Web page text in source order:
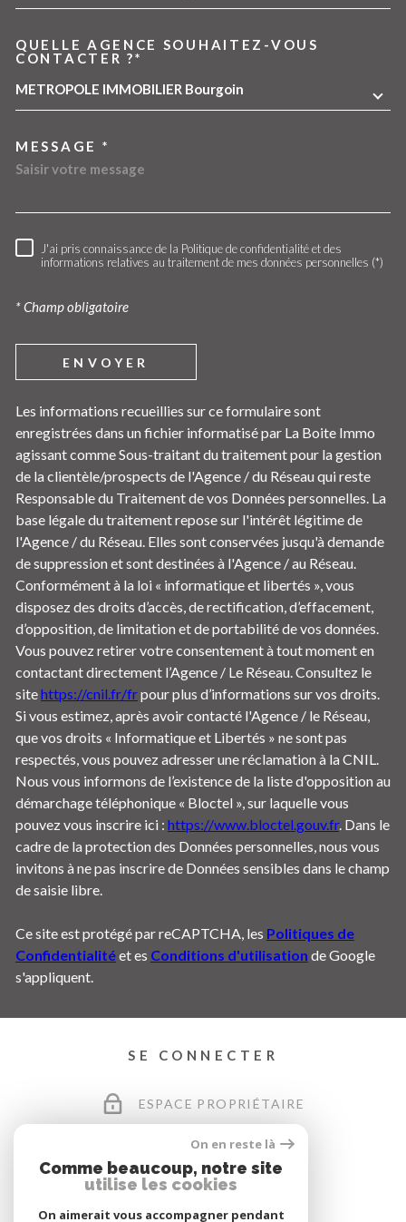
QUELLE AGENCE SOUHAITEZ-VOUS
CONTACTER ?*
METROPOLE IMMOBILIER Bourgoin
MESSAGE *
RÈGLEMENTATION
J'ai pris connaissance de la Politique de confidentialité et des
informations relatives au traitement de mes données personnelles (*)
* Champ obligatoire
ENVOYER
Les informations recueillies sur ce formulaire sont
enregistrées dans un fichier informatisé par La Boite Immo
agissant comme Sous-traitant du traitement pour la gestion
de la clientèle/prospects de l'Agence / du Réseau qui reste
Responsable du Traitement de vos Données personnelles. La
base légale du traitement repose sur l'intérêt légitime de
l'Agence / du Réseau. Elles sont conservées jusqu'à demande
de suppression et sont destinées à l'Agence / au Réseau.
Conformément à la loi « informatique et libertés », vous
disposez des droits d’accès, de rectification, d’effacement,
d’opposition, de limitation et de portabilité de vos données.
Vous pouvez retirer votre consentement à tout moment en
contactant directement l’Agence / Le Réseau. Consultez le
sitehttps://cnil.fr/frpour plus d’informations sur vos droits.
Si vous estimez, après avoir contacté l'Agence / le Réseau,
que vos droits « Informatique et Libertés » ne sont pas
respectés, vous pouvez adresser une réclamation à la CNIL.
Nous vous informons de l’existence de la liste d'opposition au
démarchage téléphonique « Bloctel », sur laquelle vous
pouvez vous inscrire ici : https://www.bloctel.gouv.fr. Dans le
cadre de la protection des Données personnelles, nous vous
invitons à ne pas inscrire de Données sensibles dans le champ
de saisie libre.
Ce site est protégé par reCAPTCHA, les Politiques de
Confidentialitéet es Conditions d'utilisation de Google
s'appliquent.
SE CONNECTER
ESPACE PROPRIÉTAIRE
On en reste là
Comme beaucoup, notre site
utilise les cookies
On aimerait vous accompagner pendant